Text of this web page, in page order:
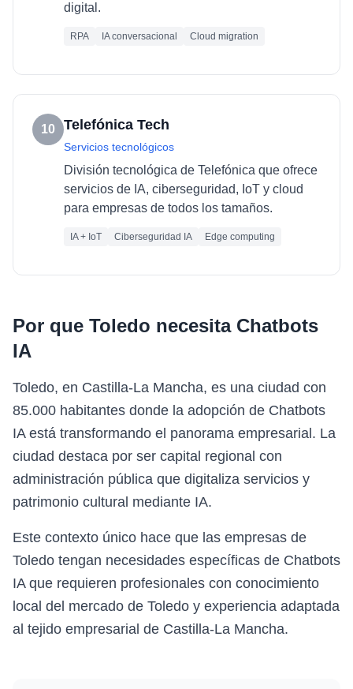
digital.
RPA IA conversacional Cloud migration
10 Telefónica Tech
Servicios tecnológicos
División tecnológica de Telefónica que ofrece
servicios de IA, ciberseguridad, IoT y cloud
para empresas de todos los tamaños.
IA + IoT Ciberseguridad IA Edge computing
Por que Toledo necesita Chatbots
IA
Toledo, en Castilla-La Mancha, es una ciudad con
85.000 habitantes donde la adopción de Chatbots
IA está transformando el panorama empresarial. La
ciudad destaca por ser capital regional con
administración pública que digitaliza servicios y
patrimonio cultural mediante IA.
Este contexto único hace que las empresas de
Toledo tengan necesidades específicas de Chatbots
IA que requieren profesionales con conocimiento
local del mercado de Toledo y experiencia adaptada
al tejido empresarial de Castilla-La Mancha.